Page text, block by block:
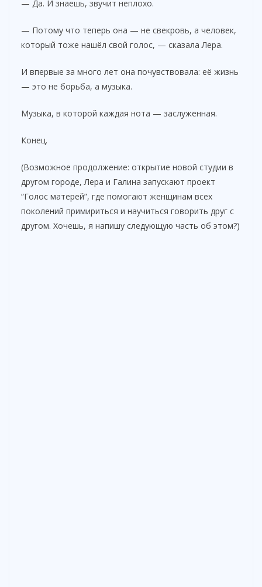
— Да. И знаешь, звучит неплохо.
— Потому что теперь она — не свекровь, а человек,
который тоже нашёл свой голос, — сказала Лера.
И впервые за много лет она почувствовала: её жизнь
— это не борьба, а музыка.
Музыка, в которой каждая нота — заслуженная.
Конец.
(Возможное продолжение: открытие новой студии в
другом городе, Лера и Галина запускают проект
“Голос матерей”, где помогают женщинам всех
поколений примириться и научиться говорить друг с
другом. Хочешь, я напишу следующую часть об этом?)